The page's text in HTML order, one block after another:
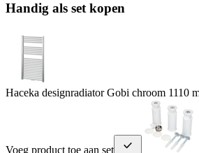
Handig als set kopen
Haceka designradiator Gobi chroom 1110
Voeg product toe aan set